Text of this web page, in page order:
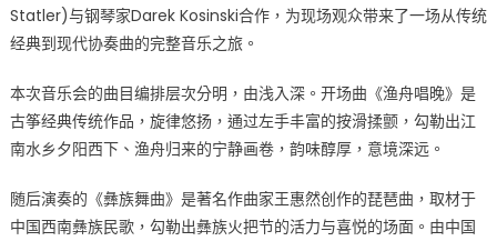
钢
琴
Darek
演
绎
场
古
Statler)与钢琴家Darek Kosinski合作，为现场观众带来了一场从传统
经典到现代协奏曲的完整音乐之旅。
本次音乐会的曲目编排层次分明，由浅入深。开场曲《渔舟唱晚》是
古筝经典传统作品，旋律悠扬，通过左手丰富的按滑揉颤，勾勒出江
南水乡夕阳西下、渔舟归来的宁静画卷，韵味醇厚，意境深远。
随后演奏的《彝族舞曲》是著名作曲家王惠然创作的琵琶曲，取材于
中国西南彝族民歌，勾勒出彝族火把节的活力与喜悦的场面。由中国